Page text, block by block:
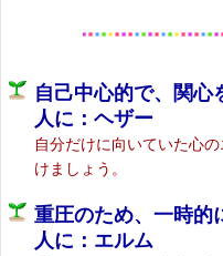
自己中心的で、関心
人に：ヘザー
自分だけに向いていた心
けましょう。
重圧のため、一時的
人に：エルム